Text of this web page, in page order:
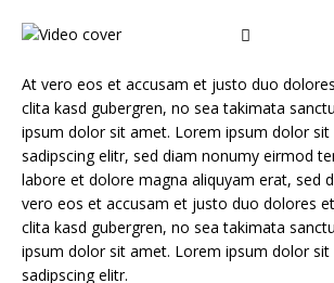
At vero eos et accusam et justo duo
clita kasd gubergren, no sea takimata
ipsum dolor sit amet. Lorem ipsum dolor
sadipscing elitr, sed diam nonumy eirmod
labore et dolore magna aliquyam erat, sed
vero eos et accusam et justo duo dolores
clita kasd gubergren, no sea takimata
ipsum dolor sit amet. Lorem ipsum dolor
sadipscing elitr.